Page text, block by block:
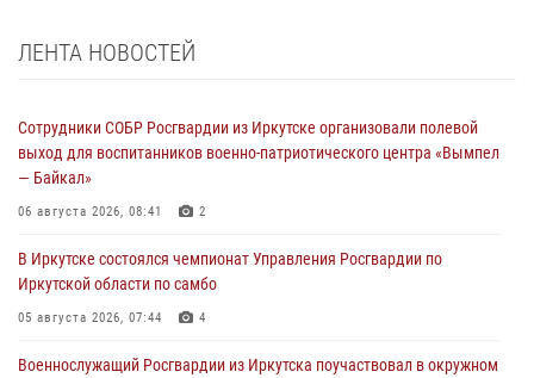
ЛЕНТА НОВОСТЕЙ
Сотрудники СОБР Росгвардии из Иркутске организовали полевой
выход для воспитанников военно-патриотического центра «Вымпел
— Байкал»
06 августа 2026, 08:41 2
В Иркутске состоялся чемпионат Управления Росгвардии по
Иркутской области по самбо
05 августа 2026, 07:44 4
Военнослужащий Росгвардии из Иркутска поучаствовал в окружном